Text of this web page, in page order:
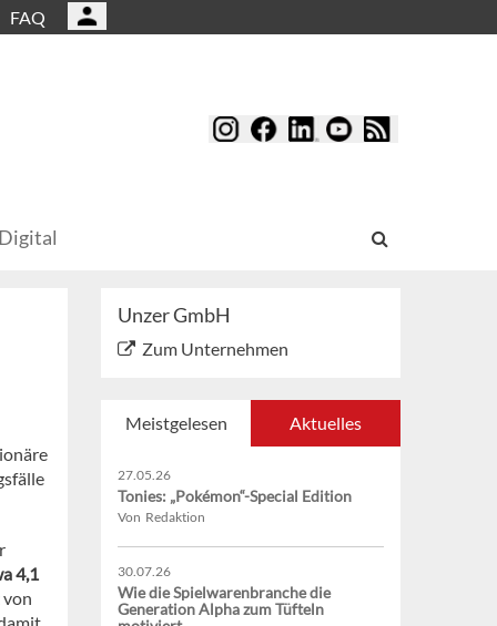
FAQ
4,1
von
Unzer GmbH
Zum Unternehmen
Meistgelesen Aktuelles
27.05.26
Tonies: „Pokémon“-Special Edition
Von Redaktion
30.07.26
Wie die Spielwarenbranche die
Generation Alpha zum Tüfteln